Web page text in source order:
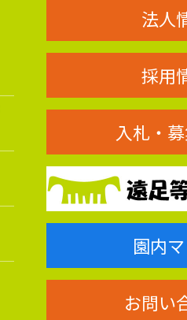
法人
採用
入札・
園内
お問い